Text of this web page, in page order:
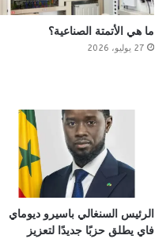
ما هي الأتمتة الصناعية؟
27 يوليو، 2026
الرئيس السنغالي باسيرو ديوماي
فاي يطلق حزبًا جديدًا لتعزيز